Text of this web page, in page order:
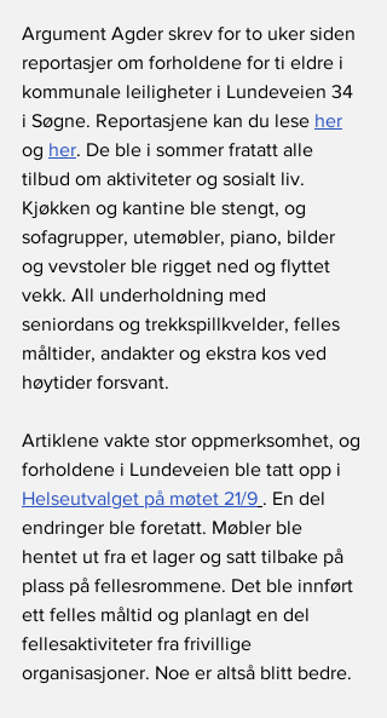
Argument Agder skrev for to uker siden
reportasjer om forholdene for ti eldre i
kommunale leiligheter i Lundeveien 34
i Søgne. Reportasjene kan du lese her
og her. De ble i sommer fratatt alle
tilbud om aktiviteter og sosialt liv.
Kjøkken og kantine ble stengt, og
sofagrupper, utemøbler, piano, bilder
og vevstoler ble rigget ned og flyttet
vekk. All underholdning med
seniordans og trekkspillkvelder, felles
måltider, andakter og ekstra kos ved
høytider forsvant.
Artiklene vakte stor oppmerksomhet, og
forholdene i Lundeveien ble tatt opp i
Helseutvalget på møtet 21/9 . En del
endringer ble foretatt. Møbler ble
hentet ut fra et lager og satt tilbake på
plass på fellesrommene. Det ble innført
ett felles måltid og planlagt en del
fellesaktiviteter fra frivillige
organisasjoner. Noe er altså blitt bedre.